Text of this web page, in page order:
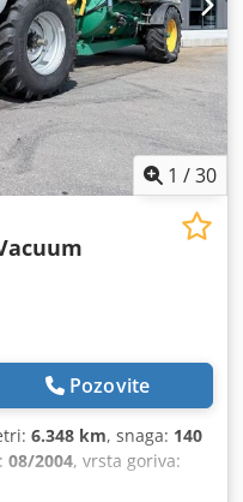
1 /30
Pozovite
6.348 km, snaga: 140
08/2004, vrsta goriva: